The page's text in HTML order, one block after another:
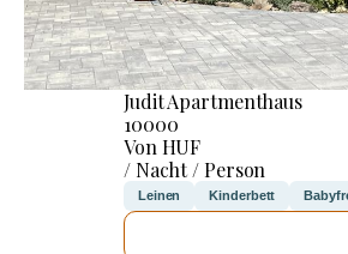
Judit Apartmenthaus
10000
Von HUF
/ Nacht / Person
Leinen Kinderbett